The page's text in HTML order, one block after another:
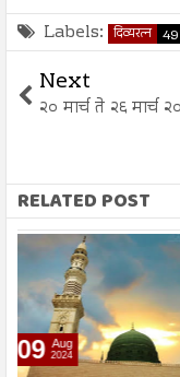
Labels: दिव्यरत्न
Next
२० मार्च ते २६ मार्च
RELATED POST
26 Jul
2024